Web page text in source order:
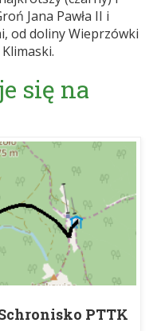
Jana Pawła II i
od doliny Wieprzówki
się na
PTTK